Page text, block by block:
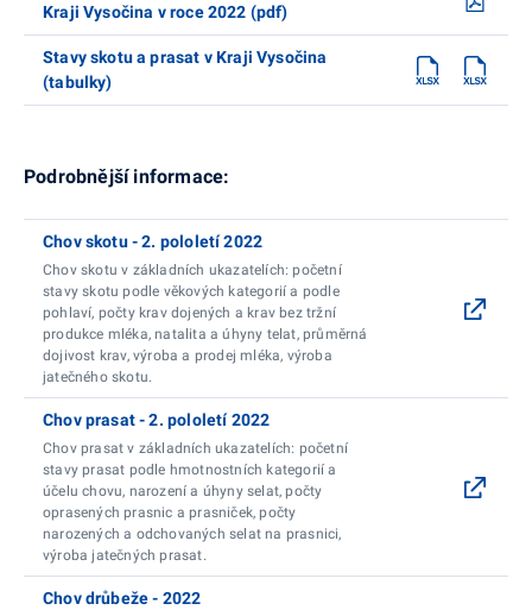
Kraji Vysočina v roce 2022 (pdf)
Stavy skotu a prasat v Kraji Vysočina
(tabulky)
Podrobnější informace:
Chov skotu - 2. pololetí 2022
Chov skotu v základních ukazatelích: početní
stavy skotu podle věkových kategorií a podle
pohlaví, počty krav dojených a krav bez tržní
produkce mléka, natalita a úhyny telat, průměrná
dojivost krav, výroba a prodej mléka, výroba
jatečného skotu.
Chov prasat - 2. pololetí 2022
Chov prasat v základních ukazatelích: početní
stavy prasat podle hmotnostních kategorií a
účelu chovu, narození a úhyny selat, počty
oprasených prasnic a prasniček, počty
narozených a odchovaných selat na prasnici,
výroba jatečných prasat.
Chov drůbeže - 2022